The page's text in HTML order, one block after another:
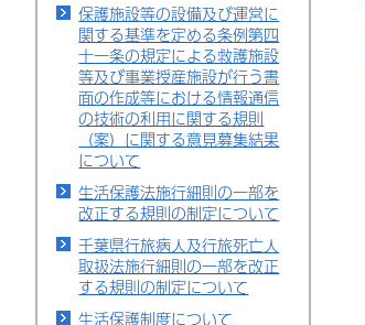
保護施設等の設備及び運営に
関する基準を定める条例第四
十一条の規定による救護施設
等及び事業授産施設が行う書
面の作成等における情報通信
の技術の利用に関する規則
（案）に関する意見募集結果
について
生活保護法施行細則の一部を
改正する規則の制定について
千葉県行旅病人及行旅死亡人
取扱法施行細則の一部を改正
する規則の制定について
生活保護制度について